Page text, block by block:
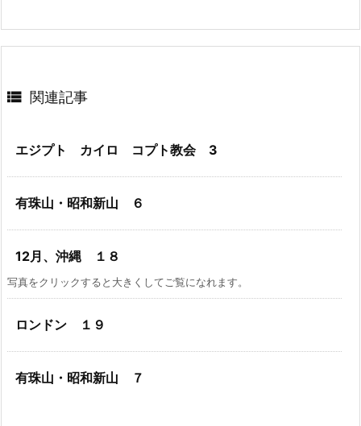
 関連記事
エジプト カイロ コプト教会 3
有珠山・昭和新山 ６
12月、沖縄 １８
写真をクリックすると大きくしてご覧になれます。
ロンドン １９
有珠山・昭和新山 ７